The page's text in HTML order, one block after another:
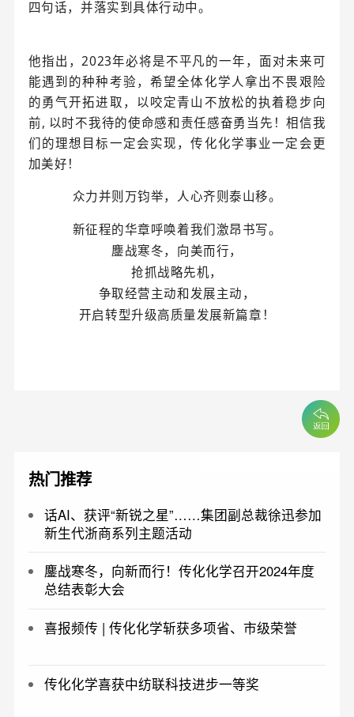
四句话，并落实到具体行动中。
他指出，2023年必将是不平凡的一年，面对未来可
能遇到的种种考验，希望全体化学人拿出不畏艰险
的勇气开拓进取，以咬定青山不放松的执着稳步向
前, 以时不我待的使命感和责任感奋勇当先！相信我
们的理想目标一定会实现，传化化学事业一定会更
加美好！
众力并则万钧举，人心齐则泰山移。
新征程的华章呼唤着我们激昂书写。
鏖战寒冬，向美而行，
抢抓战略先机，
争取经营主动和发展主动，
开启转型升级高质量发展新篇章！
热门推荐
话AI、获评“新锐之星”……集团副总裁徐迅参加
新生代浙商系列主题活动
鏖战寒冬，向新而行！传化化学召开2024年度
总结表彰大会
喜报频传 | 传化化学斩获多项省、市级荣誉
传化化学喜获中纺联科技进步一等奖